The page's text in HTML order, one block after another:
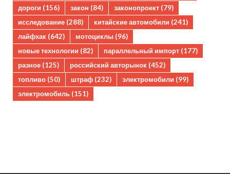
дороги (156) закон (84) законопроект (79)
исследование (288) китайские автомобили (241)
лайфхак (642) мотоциклы (96)
новые технологии (82) параллельный импорт (177)
разное (125) российский авторынок (452)
топливо (50) штраф (232) электромобили (99)
электромобиль (151)